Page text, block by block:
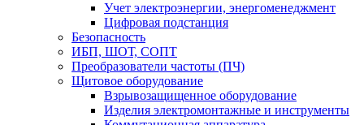
Учет электроэнергии, энергоменеджмент
Цифровая подстанция
Безопасность
ИБП, ШОТ, СОПТ
Преобразователи частоты (ПЧ)
Щитовое оборудование
Взрывозащищенное оборудование
Изделия электромонтажные и инструменты